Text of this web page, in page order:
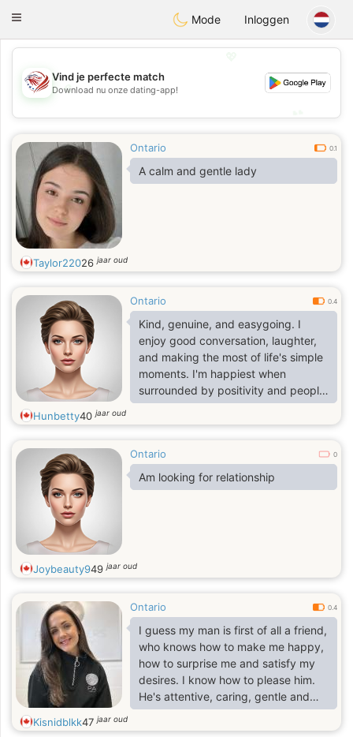
StatesDating
Toggle
Mode Inloggen
💖
💕
Vind je perfecte match
Download nu onze dating-app!
Ontario 0.1
A calm and gentle lady
Taylor22026jaar oud
Ontario 0.4
Kind, genuine, and easygoing. I
enjoy good conversation, laughter,
and making the most of life's simple
moments. I'm happiest when
surrounded by positivity and people
who are authentic
Hunbetty40jaar oud
Ontario 0
Am looking for relationship
Joybeauty949jaar oud
Ontario 0.4
I guess my man is first of all a friend,
who knows how to make me happy,
how to surprise me and satisfy my
desires. I know how to please him.
He's attentive, caring, gentle and
kind. Are you ready to give me
tenderness? Are you ready to give
Kisnidblkk47jaar oud